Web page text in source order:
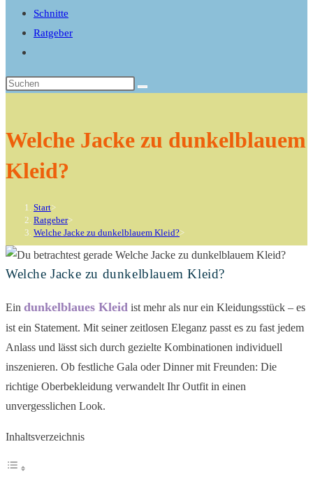
Schnitte
Ratgeber
umschalten
Diese
Welche Jacke zu dunkelblauem
Kleid?
Start>
Ratgeber>
Welche Jacke zu dunkelblauem Kleid?>
Welche Jacke zu dunkelblauem Kleid?
Ein dunkelblaues Kleid ist mehr als nur ein Kleidungsstück – es
ist ein Statement. Mit seiner zeitlosen Eleganz passt es zu fast jedem
Anlass und lässt sich durch gezielte Kombinationen individuell
inszenieren. Ob festliche Gala oder Dinner mit Freunden: Die
richtige Oberbekleidung verwandelt Ihr Outfit in einen
unvergesslichen Look.
Inhaltsverzeichnis